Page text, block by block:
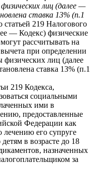
лиц (далее —
ставка 13% (п.1
статьей 219 Налогового
— Кодекс) физические
рассчитывать на
при определении
физических лиц (далее
ставка 13% (п.1
219 Кодекса,
социальными
ими в
предоставленные
Федерации как
лечению его супруге
в возрасте до 18
назначенных
за